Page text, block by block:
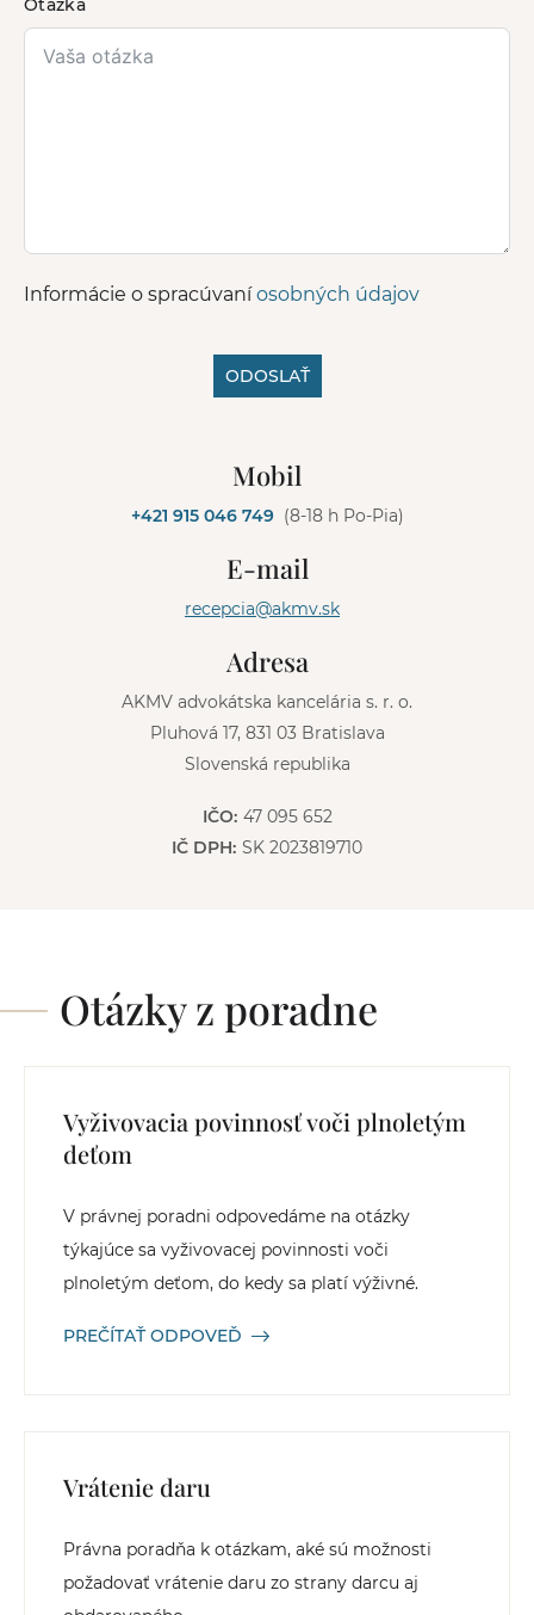
Otázka
Informácie o spracúvaníosobných údajov
ODOSLAŤ
Mobil
+421 915 046 749 (8-18 h Po-Pia)
E-mail
recepcia@akmv.sk
Adresa
AKMV advokátska kancelária s. r. o.
Pluhová 17, 831 03 Bratislava
Slovenská republika
IČO: 47 095 652
IČ DPH: SK 2023819710
Otázky z poradne
Vyživovacia povinnosť voči plnoletým
deťom
V právnej poradni odpovedáme na otázky
týkajúce sa vyživovacej povinnosti voči
plnoletým deťom, do kedy sa platí výživné.
PREČÍTAŤ ODPOVEĎ
Vrátenie daru
Právna poradňa k otázkam, aké sú možnosti
požadovať vrátenie daru zo strany darcu aj